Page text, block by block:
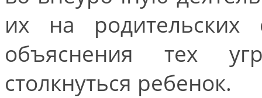
их на родительских
объяснения тех
столкнуться ребенок.